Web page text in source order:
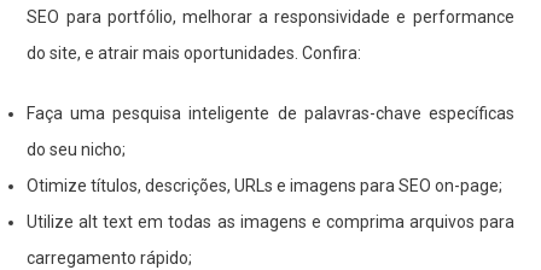
SEO para portfólio, melhorar a responsividade e performance
do site, e atrair mais oportunidades. Confira:
Faça uma pesquisa inteligente de palavras-chave específicas
do seu nicho;
Otimize títulos, descrições, URLs e imagens para SEO on-page;
Utilize alt text em todas as imagens e comprima arquivos para
carregamento rápido;